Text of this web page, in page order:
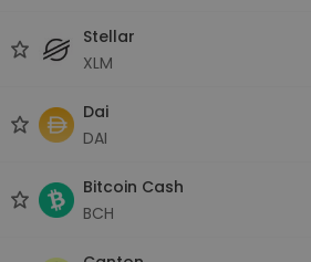
Stellar
XLM
Dai
DAI
Bitcoin Cash
BCH